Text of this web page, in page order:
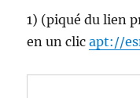
1) (piqué du lien
en un clicapt://